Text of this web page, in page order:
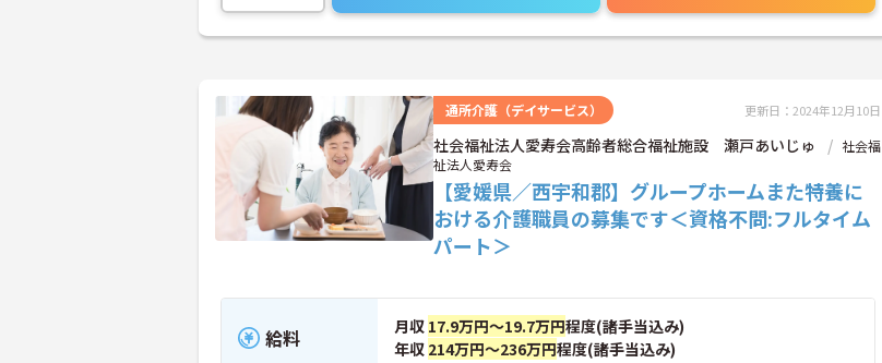
通所介護（デイサービス） 更新日：2024年12月10日
社会福祉法人愛寿会高齢者総合福祉施設 瀬戸あいじゅ
社会福
祉法人愛寿会
【愛媛県／西宇和郡】グループホームまた特養に
おける介護職員の募集です＜資格不問:フルタイム
パート＞
給料 月収 17.9万円～19.7万円程度(諸手当込み)
年収 214万円～236万円程度(諸手当込み)